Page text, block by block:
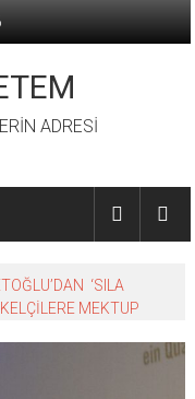
ADRESİ
‘SILA
MEKTUP